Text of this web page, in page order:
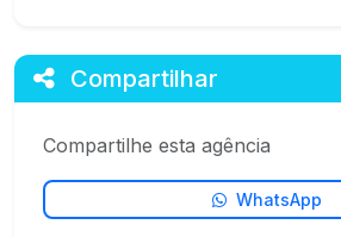
Compartilhar
Compartilhe esta agência
WhatsApp